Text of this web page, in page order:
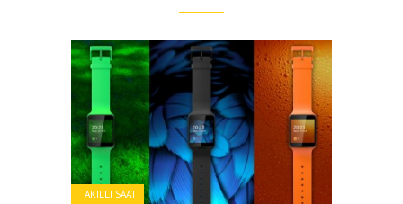
AKILLI SAAT